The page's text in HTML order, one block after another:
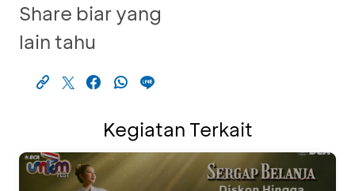
Share biar yang
lain tahu
Kegiatan Terkait